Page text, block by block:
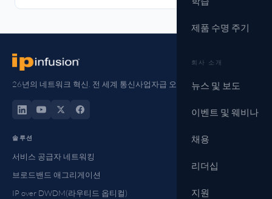
제품 수명 주기
회사 소개
뉴스 및 보도
이벤트 및 웨비나
채용
리더십
지원
26년의 네트워크 혁신. 전 세계 통신사업자급 오픈 네트워킹.
솔루션
서비스 공급자 네트워킹
브로드밴드 애그리게이션
IP over DWDM(라우티드 옵티컬)